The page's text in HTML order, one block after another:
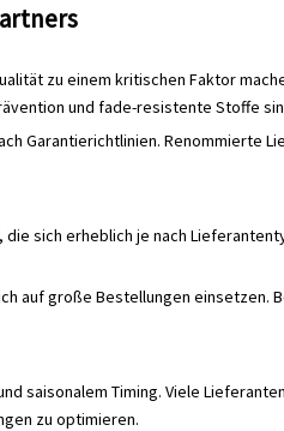
zu einem kritischen Faktor
und fade-resistente Stoffe
Garantierichtlinien. Renommierte
sich erheblich je nach
auf große Bestellungen
saisonalem Timing. Viele
zu optimieren.